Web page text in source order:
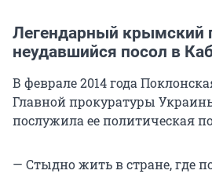
Легендарный крымский
неудавшийся посол в
В феврале 2014 года
Главной прокуратуры
послужила ее политическая
— Стыдно жить в стране, где